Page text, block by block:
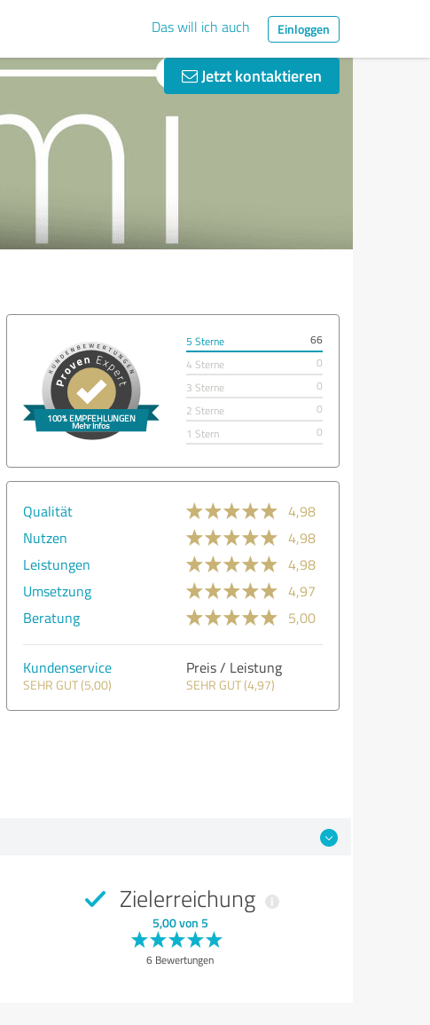
Das will ich auch Einloggen
Jetzt kontaktieren
5 Sterne
66
4 Sterne
0
3 Sterne
0
2 Sterne
0
1 Stern
0
Qualität
4,98
Nutzen
4,98
Leistungen
4,98
Umsetzung
4,97
Beratung
5,00
Kundenservice
SEHR GUT (5,00)
Preis / Leistung
SEHR GUT (4,97)
Zielerreichung
5,00 von 5
6 Bewertungen